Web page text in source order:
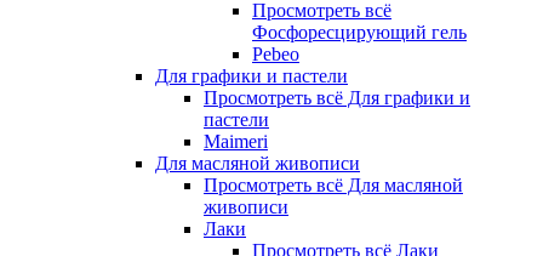
Просмотреть всё
Фосфоресцирующий гель
Pebeo
Для графики и пастели
Просмотреть всё Для графики и
пастели
Maimeri
Для масляной живописи
Просмотреть всё Для масляной
живописи
Лаки
Просмотреть всё Лаки